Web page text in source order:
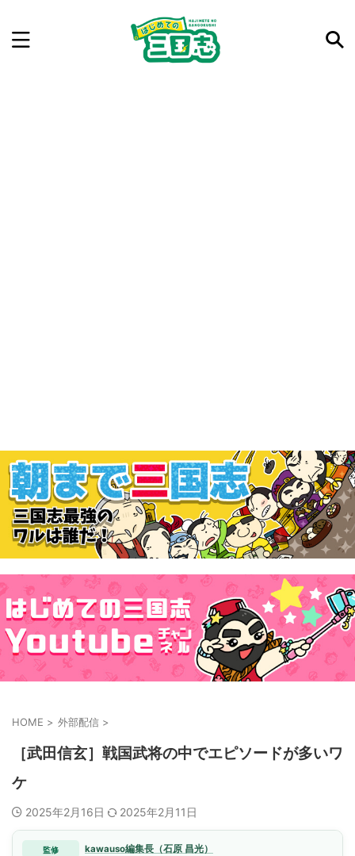
HOME > 外部配信 >
［武田信玄］戦国武将の中でエピソードが多いワ
ケ
2025年2月16日 2025年2月11日
監修 kawauso編集長（石原 昌光）